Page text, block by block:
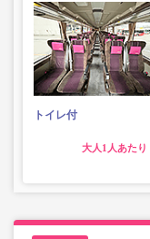
トイレ付
大人